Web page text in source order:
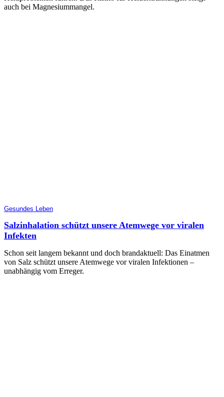
auch bei Magnesiummangel.
Gesundes Leben
Salzinhalation schützt unsere Atemwege vor viralen
Infekten
Schon seit langem bekannt und doch brandaktuell: Das Einatmen
von Salz schützt unsere Atemwege vor viralen Infektionen –
unabhängig vom Erreger.